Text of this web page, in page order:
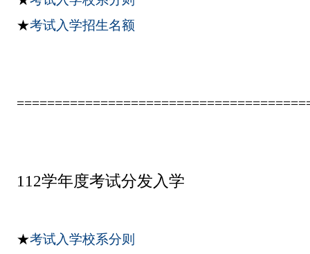
★考试入学招生名额
112学年度考试分发入学
★考试入学校系分则